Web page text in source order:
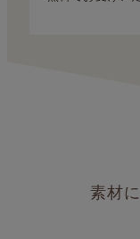
素材